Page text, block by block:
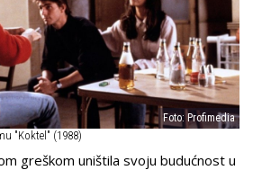
Foto: Profimedia
"Koktel" (1988)
greškom uništila svoju budućnost u